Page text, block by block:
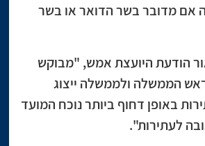
אם מדובר בשר הדואר או בשר
הודעת היועצת אמש, "מבוקש
הממשלה ולממשלה ייצוג
באופן דחוף ביותר נוכח המועד
לעתירות".